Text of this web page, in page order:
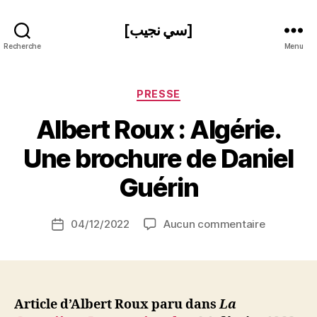
Recherche
[سي نجيب]
Menu
Catégories
PRESSE
Albert Roux : Algérie.
Une brochure de Daniel
Guérin
de
a
N
Date04/12/2022 Aucun commentairesur
Article d’Albert Roux paru dansLa